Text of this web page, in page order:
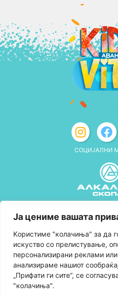
Ја цениме вашата
Kористиме "колачиња" за да
искуство со прелистување,
персонализирани реклами
анализираме нашиот
„Прифати ги сите“, се
"колачиња".
СОЦИЈАЛНИ
Правила и
Политика за
Правила за учество
лојалност и политика